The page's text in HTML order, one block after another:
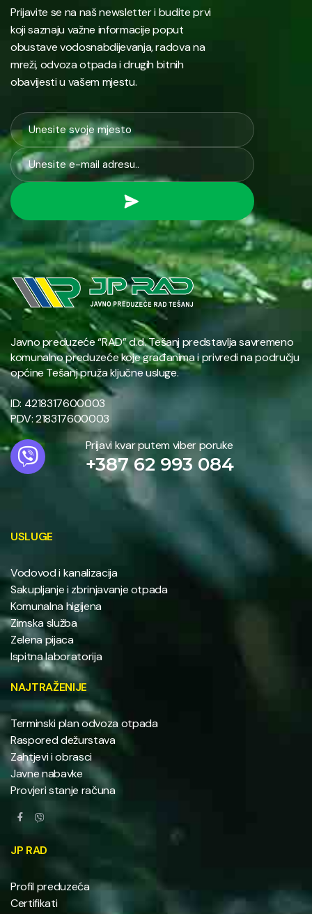
Prijavite se na naš newsletter i budite prvi
koji saznaju važne informacije poput
obustave vodosnabdijevanja, radova na
mreži, odvoza otpada i drugih bitnih
obavijesti u vašem mjestu.
Javno preduzeće “RAD” d.d. Tešanj predstavlja savremeno
komunalno preduzeće koje građanima i privredi na području
općine Tešanj pruža ključne usluge.
ID: 4218317600003
PDV: 218317600003
Prijavi kvar putem viber poruke
+387 62 993 084
USLUGE
Vodovod i kanalizacija
Sakupljanje i zbrinjavanje otpada
Komunalna higijena
Zimska služba
Zelena pijaca
Ispitna laboratorija
NAJTRAŽENIJE
Terminski plan odvoza otpada
Raspored dežurstava
Zahtjevi i obrasci
Javne nabavke
Provjeri stanje računa
JP RAD
Profil preduzeća
Certifikati